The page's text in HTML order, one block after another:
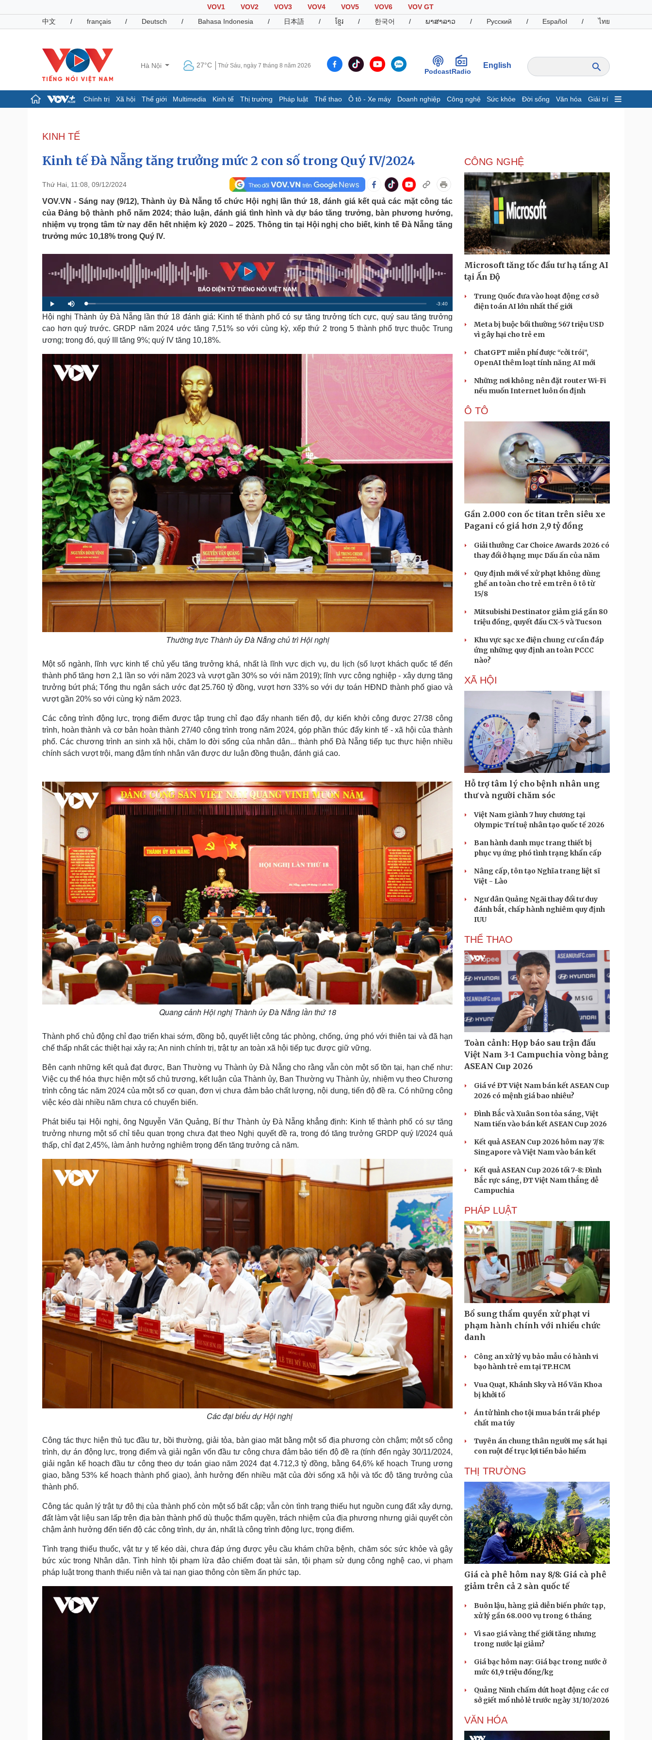
VOV1 VOV2 VOV3 VOV4 VOV5 VOV6
VOV GT
中文
/ français / Deutsch / Bahasa Indonesia / 日本語 / ខ្មែរ / 한국어 / ພາສາລາວ / Русский / Español / ไทย
Hà Nội 27°C Thứ Sáu, ngày 7 tháng 8 năm 2026
PodcastRadio
English
Chính trị Xã hội Thế giới Multimedia Kinh tế Thị trường Pháp luật Thể thao Ô tô - Xe máy Doanh nghiệp Công nghệ Sức khỏe Đời sống Văn hóa Giải trí
Đảng
Tổ chức nhân sự
Nhận diện sự thật
Dấu ấn VOV
Infographic
Giá cà phê
Pháp luật
Vụ án
Tin nóng
Tư vấn luật
Quân sự - Quốc phòng
Vũ khí
Việt Nam
Phân tích
Thể thao
Bóng đá
Lịch thi đấu bóng đá
Hậu trường
Ô tô - Xe máy
Ô tô
Xe máy
Doanh nghiệp
Thông tin doanh nghiệp
Doanh nghiệp 24h
Doanh nhân
Vì cộng đồng
Công nghệ
Sành điệu
Trải nghiệm
Chuyển đổi số
Sức khỏe
Dinh dưỡng - món ngon
Sản phụ khoa
Nhi khoa
Nam khoa
Làm đẹp - giảm cân
Phòng mạch online
Ăn sạch sống khỏe
Đời sống
Nhà đẹp
Tình yêu - Gia đình
Văn hóa
Sân khấu - Điện ảnh
Văn học
Âm nhạc
Di sản
Giải trí
Nghệ sĩ
Thời trang
Sao Việt
Du lịch
check-in
Podcast
Đọc truyện đêm khuya
Cửa sổ tình yêu
Hạt giống tâm hồn
Cải chính
KINH TẾ
Kinh tế Đà Nẵng tăng trưởng mức 2 con số trong Quý IV/2024
Thứ Hai, 11:08, 09/12/2024
VOV.VN - Sáng nay (9/12), Thành ủy Đà Nẵng tổ chức Hội nghị lần thứ 18, đánh giá kết quả các mặt công tác
của Đảng bộ thành phố năm 2024; thảo luận, đánh giá tình hình và dự báo tăng trưởng, bàn phương hướng,
nhiệm vụ trọng tâm từ nay đến hết nhiệm kỳ 2020 – 2025. Thông tin tại Hội nghị cho biết, kinh tế Đà Nẵng tăng
trưởng mức 10,18% trong Quý IV.
P
l
a
y
M
u
L
o
a
d
e
d
2
.
9
R
e
m
i
n
g
T
i
m
-3:40
Hội nghị Thành ủy Đà Nẵng lần thứ 18 đánh giá: Kinh tế thành phố có sự tăng trưởng tích cực, quý sau tăng trưởng
cao hơn quý trước. GRDP năm 2024 ước tăng 7,51% so với cùng kỳ, xếp thứ 2 trong 5 thành phố trực thuộc Trung
ương; trong đó, quý III tăng 9%; quý IV tăng 10,18%.
Thường trực Thành ủy Đà Nẵng chủ trì Hội nghị
Một số ngành, lĩnh vực kinh tế chủ yếu tăng trưởng khá, nhất là lĩnh vực dịch vụ, du lịch (số lượt khách quốc tế đến
thành phố tăng hơn 2,1 lần so với năm 2023 và vượt gần 30% so với năm 2019); lĩnh vực công nghiệp - xây dựng tăng
trưởng bứt phá; Tổng thu ngân sách ước đạt 25.760 tỷ đồng, vượt hơn 33% so với dự toán HĐND thành phố giao và
vượt gần 20% so với cùng kỳ năm 2023.
Các công trình động lực, trọng điểm được tập trung chỉ đạo đẩy nhanh tiến độ, dự kiến khởi công được 27/38 công
trình, hoàn thành và cơ bản hoàn thành 27/40 công trình trong năm 2024, góp phần thúc đẩy kinh tế - xã hội của thành
phố. Các chương trình an sinh xã hội, chăm lo đời sống của nhân dân... thành phố Đà Nẵng tiếp tục thực hiện nhiều
chính sách vượt trội, mang đậm tính nhân văn được dư luận đồng thuận, đánh giá cao.
Quang cảnh Hội nghị Thành ủy Đà Nẵng lần thứ 18
Thành phố chủ động chỉ đạo triển khai sớm, đồng bộ, quyết liệt công tác phòng, chống, ứng phó với thiên tai và đã hạn
chế thấp nhất các thiệt hại xảy ra; An ninh chính trị, trật tự an toàn xã hội tiếp tục được giữ vững.
Bên cạnh những kết quả đạt được, Ban Thường vụ Thành ủy Đà Nẵng cho rằng vẫn còn một số tồn tại, hạn chế như:
Việc cụ thể hóa thực hiện một số chủ trương, kết luận của Thành ủy, Ban Thường vụ Thành ủy, nhiệm vụ theo Chương
trình công tác năm 2024 của một số cơ quan, đơn vị chưa đảm bảo chất lượng, nội dung, tiến độ đề ra. Có những công
việc kéo dài nhiều năm chưa có chuyển biến.
Phát biểu tại Hội nghị, ông Nguyễn Văn Quảng, Bí thư Thành ủy Đà Nẵng khẳng định: Kinh tế thành phố có sự tăng
trưởng nhưng một số chỉ tiêu quan trọng chưa đạt theo Nghị quyết đề ra, trong đó tăng trưởng GRDP quý I/2024 quá
thấp, chỉ đạt 2,45%, làm ảnh hưởng nghiêm trọng đến tăng trưởng cả năm.
Các đại biểu dự Hội nghị
Công tác thực hiện thủ tục đầu tư, bồi thường, giải tỏa, bàn giao mặt bằng một số địa phương còn chậm; một số công
trình, dự án động lực, trọng điểm và giải ngân vốn đầu tư công chưa đảm bảo tiến độ đề ra (tính đến ngày 30/11/2024,
giải ngân kế hoạch đầu tư công theo dự toán giao năm 2024 đạt 4.712,3 tỷ đồng, bằng 64,6% kế hoạch Trung ương
giao, bằng 53% kế hoạch thành phố giao), ảnh hưởng đến nhiều mặt của đời sống xã hội và tốc độ tăng trưởng của
thành phố.
Công tác quản lý trật tự đô thị của thành phố còn một số bất cập; vẫn còn tình trạng thiếu hụt nguồn cung đất xây dựng,
đất làm vật liệu san lấp trên địa bàn thành phố dù thuộc thẩm quyền, trách nhiệm của địa phương nhưng giải quyết còn
chậm ảnh hưởng đến tiến độ các công trình, dự án, nhất là công trình động lực, trọng điểm.
Tình trạng thiếu thuốc, vật tư y tế kéo dài, chưa đáp ứng được yêu cầu khám chữa bệnh, chăm sóc sức khỏe và gây
bức xúc trong Nhân dân. Tình hình tội phạm lừa đảo chiếm đoạt tài sản, tội phạm sử dụng công nghệ cao, vi phạm
pháp luật trong thanh thiếu niên và tai nạn giao thông còn tiềm ẩn phức tạp.
CÔNG NGHỆ
Microsoft tăng tốc đầu tư hạ tầng AI
tại Ấn Độ
Trung Quốc đưa vào hoạt động cơ sở
điện toán AI lớn nhất thế giới
Meta bị buộc bồi thường 567 triệu USD
vì gây hại cho trẻ em
ChatGPT miễn phí được “cởi trói”,
OpenAI thêm loạt tính năng AI mới
Những nơi không nên đặt router Wi-Fi
nếu muốn Internet luôn ổn định
Ô TÔ
Gần 2.000 con ốc titan trên siêu xe
Pagani có giá hơn 2,9 tỷ đồng
Giải thưởng Car Choice Awards 2026 có
thay đổi ở hạng mục Dấu ấn của năm
Quy định mới về xử phạt không dùng
ghế an toàn cho trẻ em trên ô tô từ
15/8
Mitsubishi Destinator giảm giá gần 80
triệu đồng, quyết đấu CX-5 và Tucson
Khu vực sạc xe điện chung cư cần đáp
ứng những quy định an toàn PCCC
nào?
XÃ HỘI
Hỗ trợ tâm lý cho bệnh nhân ung
thư và người chăm sóc
Việt Nam giành 7 huy chương tại
Olympic Trí tuệ nhân tạo quốc tế 2026
Ban hành danh mục trang thiết bị
phục vụ ứng phó tình trạng khẩn cấp
Nâng cấp, tôn tạo Nghĩa trang liệt sĩ
Việt - Lào
Ngư dân Quảng Ngãi thay đổi tư duy
đánh bắt, chấp hành nghiêm quy định
IUU
THỂ THAO
Toàn cảnh: Họp báo sau trận đấu
Việt Nam 3-1 Campuchia vòng bảng
ASEAN Cup 2026
Giá vé ĐT Việt Nam bán kết ASEAN Cup
2026 có mệnh giá bao nhiêu?
Đình Bắc và Xuân Son tỏa sáng, Việt
Nam tiến vào bán kết ASEAN Cup 2026
Kết quả ASEAN Cup 2026 hôm nay 7/8:
Singapore và Việt Nam vào bán kết
Kết quả ASEAN Cup 2026 tối 7-8: Đình
Bắc rực sáng, ĐT Việt Nam thắng dễ
Campuchia
PHÁP LUẬT
Bổ sung thẩm quyền xử phạt vi
phạm hành chính với nhiều chức
danh
Công an xử lý vụ bảo mẫu có hành vi
bạo hành trẻ em tại TP.HCM
Vua Quạt, Khánh Sky và Hồ Văn Khoa
bị khởi tố
Án tử hình cho tội mua bán trái phép
chất ma túy
Tuyên án chung thân người mẹ sát hại
con ruột để trục lợi tiền bảo hiểm
THỊ TRƯỜNG
Giá cà phê hôm nay 8/8: Giá cà phê
giảm trên cả 2 sàn quốc tế
Buôn lậu, hàng giả diễn biến phức tạp,
xử lý gần 68.000 vụ trong 6 tháng
Vì sao giá vàng thế giới tăng nhưng
trong nước lại giảm?
Giá bạc hôm nay: Giá bạc trong nước ở
mức 61,9 triệu đồng/kg
Quảng Ninh chấm dứt hoạt động các cơ
sở giết mổ nhỏ lẻ trước ngày 31/10/2026
VĂN HÓA